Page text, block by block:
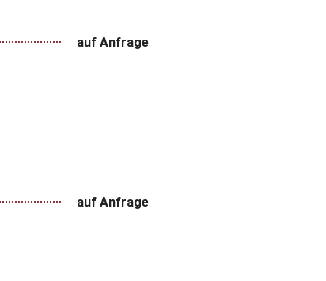
auf Anfrage
auf Anfrage